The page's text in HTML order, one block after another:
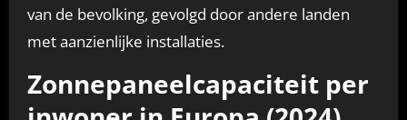
van de bevolking, gevolgd door andere landen
met aanzienlijke installaties.
Zonnepaneelcapaciteit per